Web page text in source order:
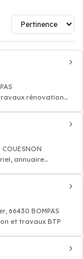
rénovation
annuaire
66430 BOMPAS
et travaux BTP